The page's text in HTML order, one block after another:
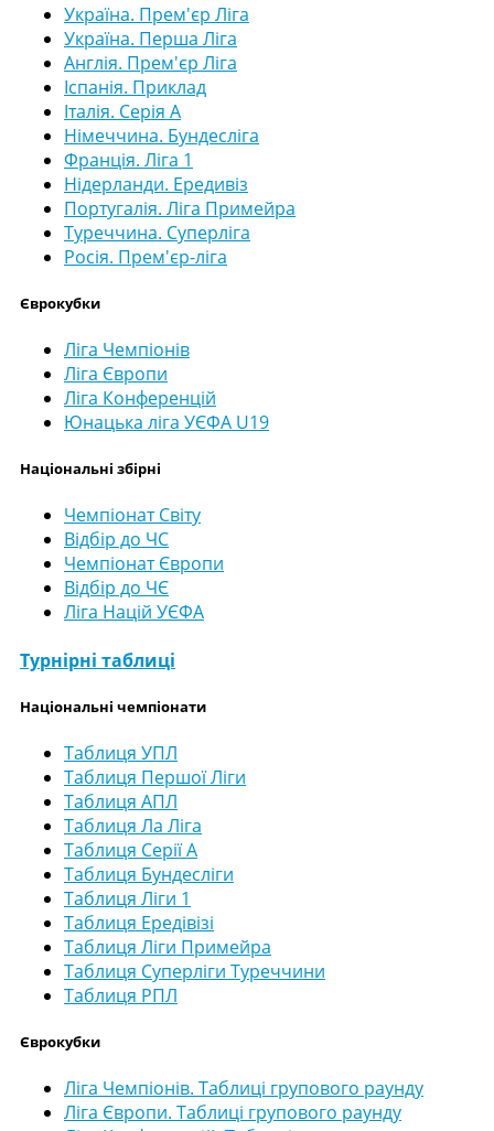
Україна. Прем'єр Ліга
Україна. Перша Ліга
Англія. Прем'єр Ліга
Іспанія. Приклад
Італія. Серія А
Німеччина. Бундесліга
Франція. Ліга 1
Нідерланди. Ередивіз
Португалія. Ліга Примейра
Туреччина. Суперліга
Росія. Прем'єр-ліга
Єврокубки
Ліга Чемпіонів
Ліга Європи
Ліга Конференцій
Юнацька ліга УЄФА U19
Національні збірні
Чемпіонат Світу
Відбір до ЧС
Чемпіонат Європи
Відбір до ЧЄ
Ліга Націй УЄФА
Турнірні таблиці
Національні чемпіонати
Таблиця УПЛ
Таблиця Першої Ліги
Таблиця АПЛ
Таблиця Ла Ліга
Таблиця Серії А
Таблиця Бундесліги
Таблиця Ліги 1
Таблиця Ередівізі
Таблиця Ліги Примейра
Таблиця Суперліги Туреччини
Таблиця РПЛ
Єврокубки
Ліга Чемпіонів. Таблиці групового раунду
Ліга Європи. Таблиці групового раунду